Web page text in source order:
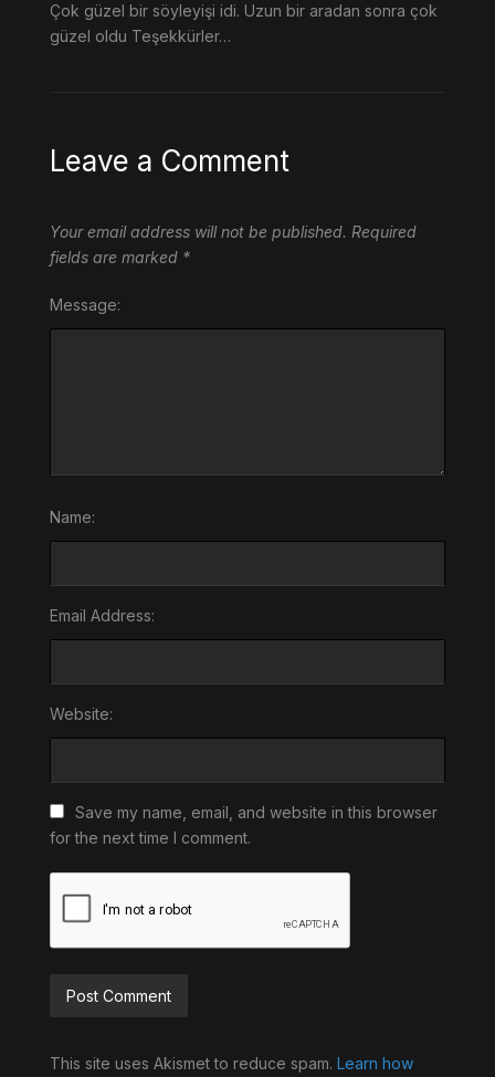
Çok güzel bir söyleyişi idi. Uzun bir aradan sonra çok
güzel oldu Teşekkürler…
Leave a Comment
Your email address will not be published. Required
fields are marked *
Message:
Name:
Email Address:
Website:
Save my name, email, and website in this browser
for the next time I comment.
This site uses Akismet to reduce spam. Learn how